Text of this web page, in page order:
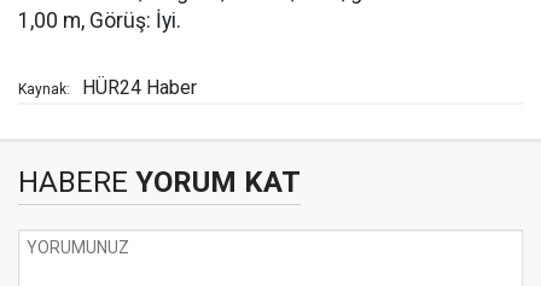
1,00 m, Görüş: İyi.
Kaynak: HÜR24 Haber
HABERE YORUM KAT